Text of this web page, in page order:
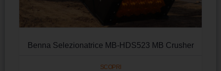
Benna Selezionatrice MB-HDS523 MB Crusher
SCOPRI